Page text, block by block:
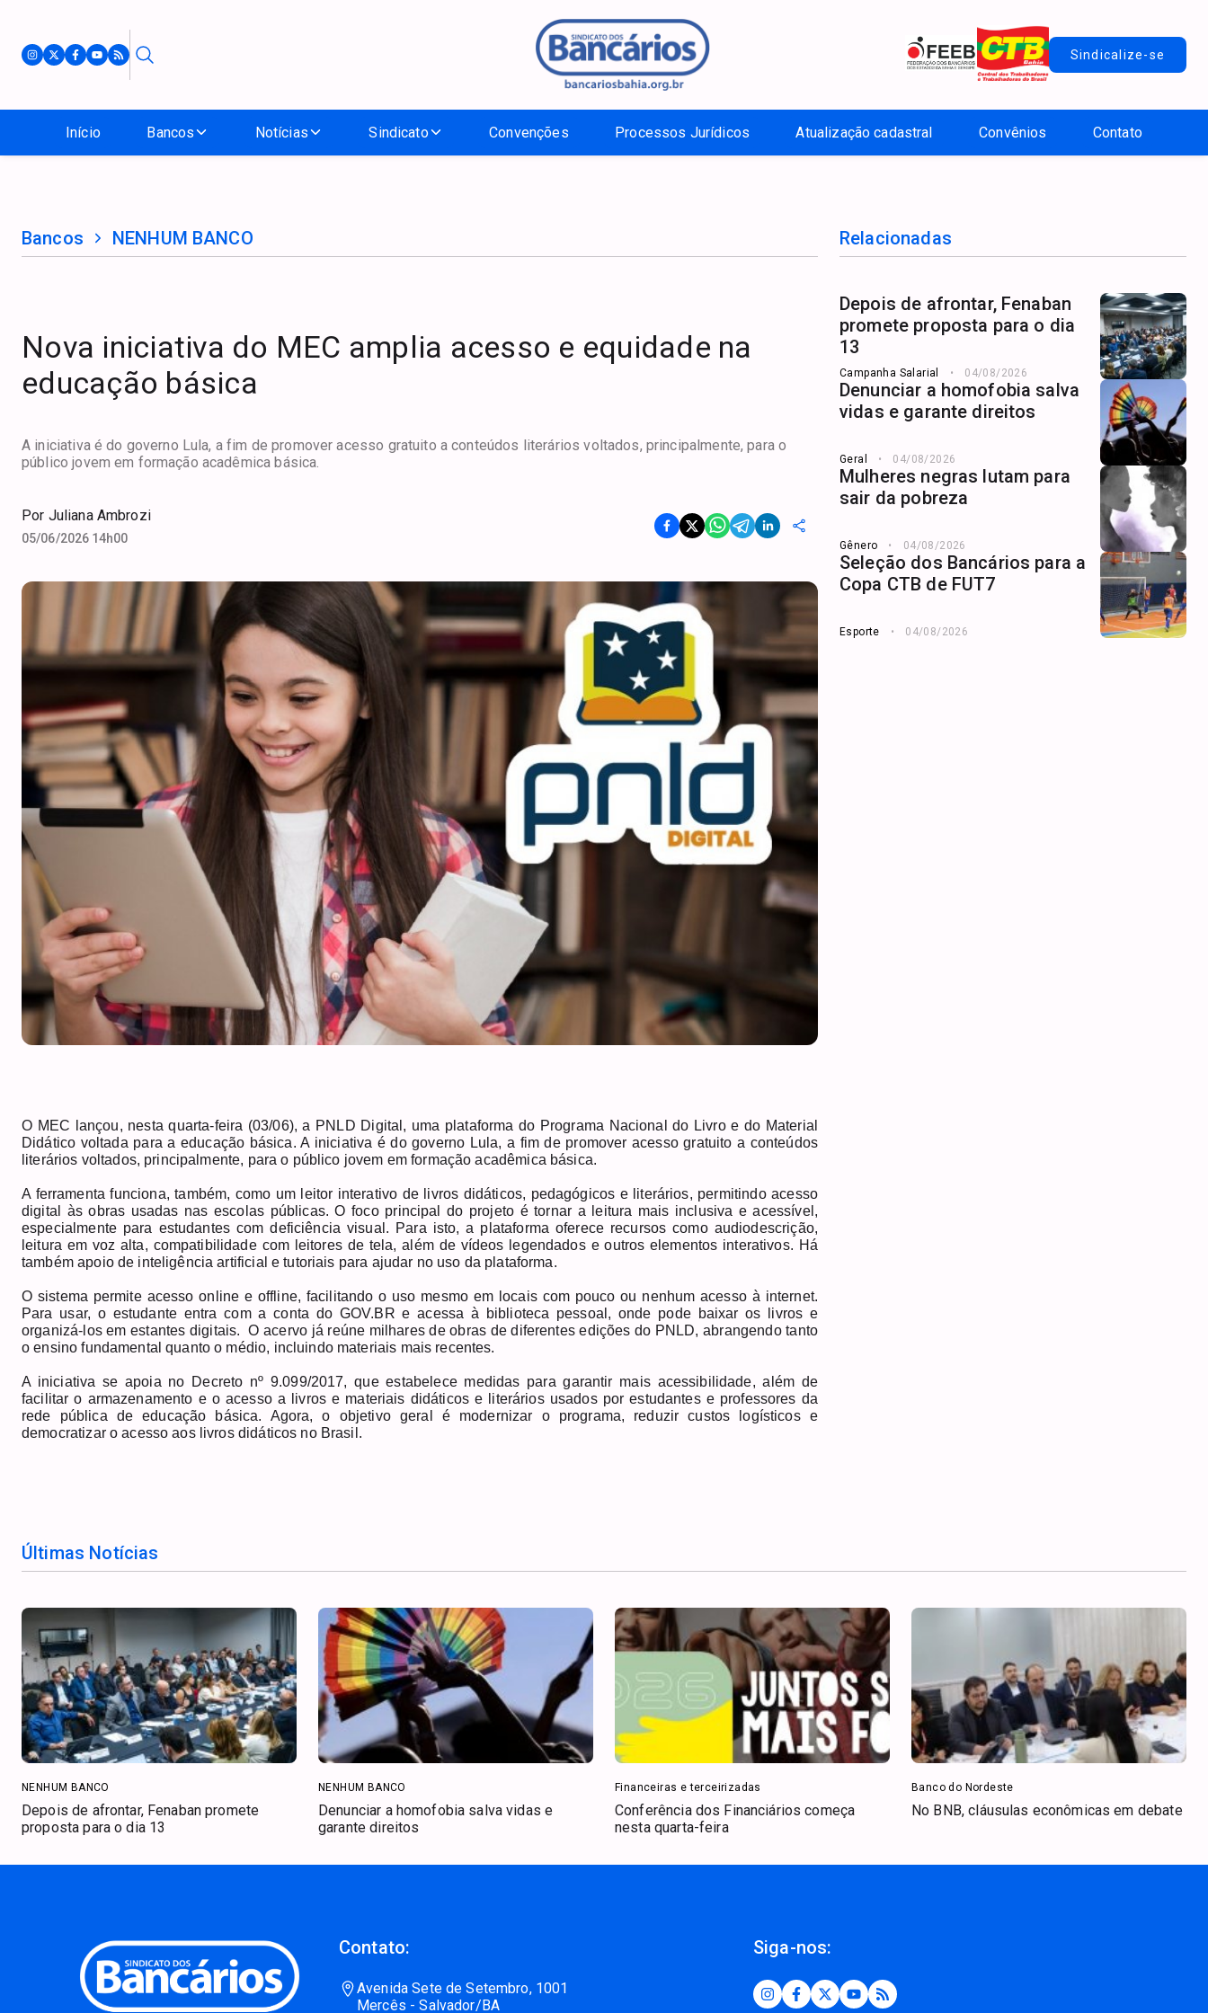
Sindicalize-se
Início Bancos Notícias Sindicato Convenções Processos Jurídicos Atualização cadastral Convênios Contato
Bancos NENHUM BANCO
Nova iniciativa do MEC amplia acesso e equidade na
educação básica
A iniciativa é do governo Lula, a fim de promover acesso gratuito a conteúdos literários voltados, principalmente, para o
público jovem em formação acadêmica básica.
Por Juliana Ambrozi
05/06/2026 14h00
O MEC lançou, nesta quarta-feira (03/06), a PNLD Digital, uma plataforma do Programa Nacional do Livro e do Material
Didático voltada para a educação básica. A iniciativa é do governo Lula, a fim de promover acesso gratuito a conteúdos
literários voltados, principalmente, para o público jovem em formação acadêmica básica.
A ferramenta funciona, também, como um leitor interativo de livros didáticos, pedagógicos e literários, permitindo acesso
digital às obras usadas nas escolas públicas. O foco principal do projeto é tornar a leitura mais inclusiva e acessível,
especialmente para estudantes com deficiência visual. Para isto, a plataforma oferece recursos como audiodescrição,
leitura em voz alta, compatibilidade com leitores de tela, além de vídeos legendados e outros elementos interativos. Há
também apoio de inteligência artificial e tutoriais para ajudar no uso da plataforma.
O sistema permite acesso online e offline, facilitando o uso mesmo em locais com pouco ou nenhum acesso à internet.
Para usar, o estudante entra com a conta do GOV.BR e acessa à biblioteca pessoal, onde pode baixar os livros e
organizá-los em estantes digitais. O acervo já reúne milhares de obras de diferentes edições do PNLD, abrangendo tanto
o ensino fundamental quanto o médio, incluindo materiais mais recentes.
A iniciativa se apoia no Decreto nº 9.099/2017, que estabelece medidas para garantir mais acessibilidade, além de
facilitar o armazenamento e o acesso a livros e materiais didáticos e literários usados por estudantes e professores da
rede pública de educação básica. Agora, o objetivo geral é modernizar o programa, reduzir custos logísticos e
democratizar o acesso aos livros didáticos no Brasil.
Relacionadas
Depois de afrontar, Fenaban
promete proposta para o dia
13
Campanha Salarial 04/08/2026
Denunciar a homofobia salva
vidas e garante direitos
Geral 04/08/2026
Mulheres negras lutam para
sair da pobreza
Gênero 04/08/2026
Seleção dos Bancários para a
Copa CTB de FUT7
Esporte 04/08/2026
Últimas Notícias
NENHUM BANCO
Depois de afrontar, Fenaban promete
proposta para o dia 13
NENHUM BANCO
Denunciar a homofobia salva vidas e
garante direitos
Financeiras e terceirizadas
Conferência dos Financiários começa
nesta quarta-feira
Banco do Nordeste
No BNB, cláusulas econômicas em debate
Contato:
Avenida Sete de Setembro, 1001
Mercês - Salvador/BA
Siga-nos: